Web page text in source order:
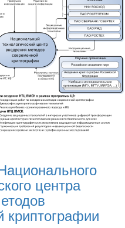
центра
криптографии